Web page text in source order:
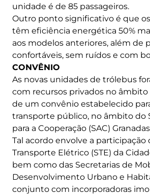
unidade é de 85 passageiros.
Outro ponto significativo é que
têm eficiência energética 50%
aos modelos anteriores, além de
confortáveis, sem ruídos e com
CONVÊNIO
As novas unidades de trólebus
com recursos privados no âmbito
de um convênio estabelecido
transporte público, no âmbito do
para a Cooperação (SAC)
Tal acordo envolve a participação
Transporte Elétrico (STE) da
bem como das Secretarias de
Desenvolvimento Urbano e
conjunto com incorporadoras